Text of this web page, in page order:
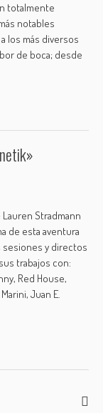
totalmente
notables
los más diversos
de boca; desde
Stradmann
de esta aventura
sesiones y directos
trabajos con:
Red House,
Juan E.